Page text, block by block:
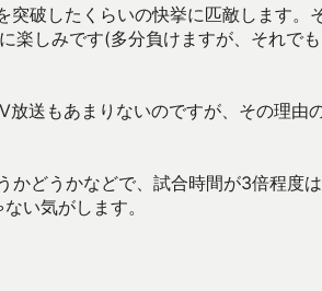
破したくらいの快挙に匹敵します。
楽しみです(多分負けますが、それで
送もあまりないのですが、その理由
どうかなどで、試合時間が3倍程度
い気がします。